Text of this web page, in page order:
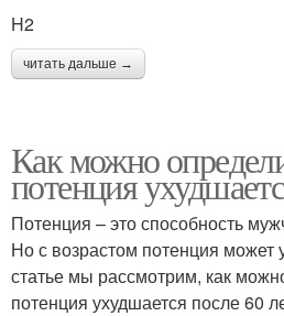
H2
читать дальше →
Как можно
потенция
Потенция – это способность
Но с возрастом потенция может
статье мы рассмотрим, как
потенция ухудшается после 60